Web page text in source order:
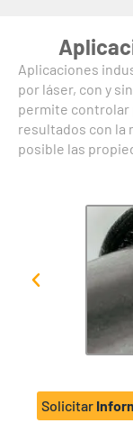
Aplicaciones
por láser, con y
permite controlar
resultados con la
posible las
Solicitar